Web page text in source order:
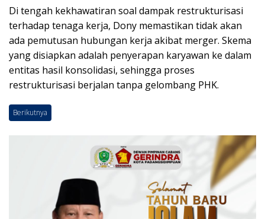
Di tengah kekhawatiran soal dampak restrukturisasi
terhadap tenaga kerja, Dony memastikan tidak akan
ada pemutusan hubungan kerja akibat merger. Skema
yang disiapkan adalah penyerapan karyawan ke dalam
entitas hasil konsolidasi, sehingga proses
restrukturisasi berjalan tanpa gelombang PHK.
Berikutnya